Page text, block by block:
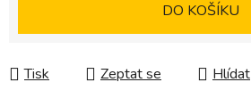
DO KOŠÍKU
Tisk Zeptat se Hlídat